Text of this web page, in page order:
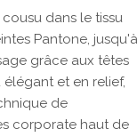
dans le tissu
Pantone, jusqu'à
grâce aux têtes
et en relief,
de
corporate haut de